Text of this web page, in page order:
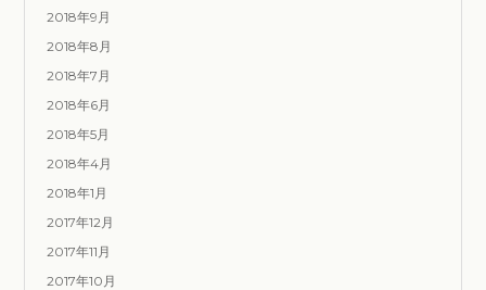
2018年9月
2018年8月
2018年7月
2018年6月
2018年5月
2018年4月
2018年1月
2017年12月
2017年11月
2017年10月